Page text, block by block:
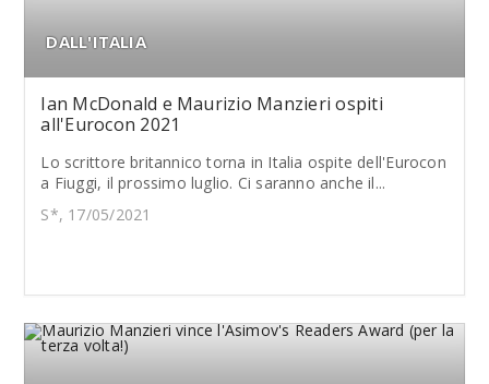
DALL'ITALIA
Ian McDonald e Maurizio Manzieri ospiti
all'Eurocon 2021
Lo scrittore britannico torna in Italia ospite dell'Eurocon
a Fiuggi, il prossimo luglio. Ci saranno anche il...
S*, 17/05/2021